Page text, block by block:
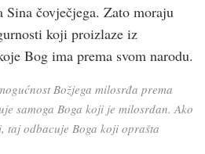
Sina čovječjega. Zato moraju
koji proizlaze iz
Bog ima prema svom narodu.
Božjega milosrđa prema
samoga Boga koji je milosrdan. Ako
taj odbacuje Boga koji oprašta